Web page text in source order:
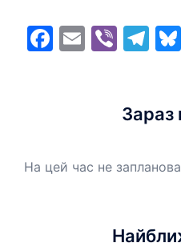
Facebook
EmailViber
Зараз
На цей час не